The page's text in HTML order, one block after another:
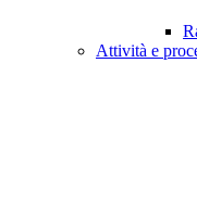
Attività e